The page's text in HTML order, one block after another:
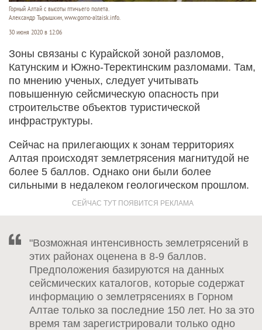
Горный Алтай с высоты птичьего полета.
Александр Тырышкин, www.gorno-altaisk.info.
30 июня 2020 в 12:06
Зоны связаны с Курайской зоной разломов,
Катунским и Южно-Теректинским разломами. Там,
по мнению ученых, следует учитывать
повышенную сейсмическую опасность при
строительстве объектов туристической
инфраструктуры.
Сейчас на прилегающих к зонам территориях
Алтая происходят землетрясения магнитудой не
более 5 баллов. Однако они были более
сильными в недалеком геологическом прошлом.
"Возможная интенсивность землетрясений в
этих районах оценена в 8-9 баллов.
Предположения базируются на данных
сейсмических каталогов, которые содержат
информацию о землетрясениях в Горном
Алтае только за последние 150 лет. Но за это
время там зарегистрировали только одно